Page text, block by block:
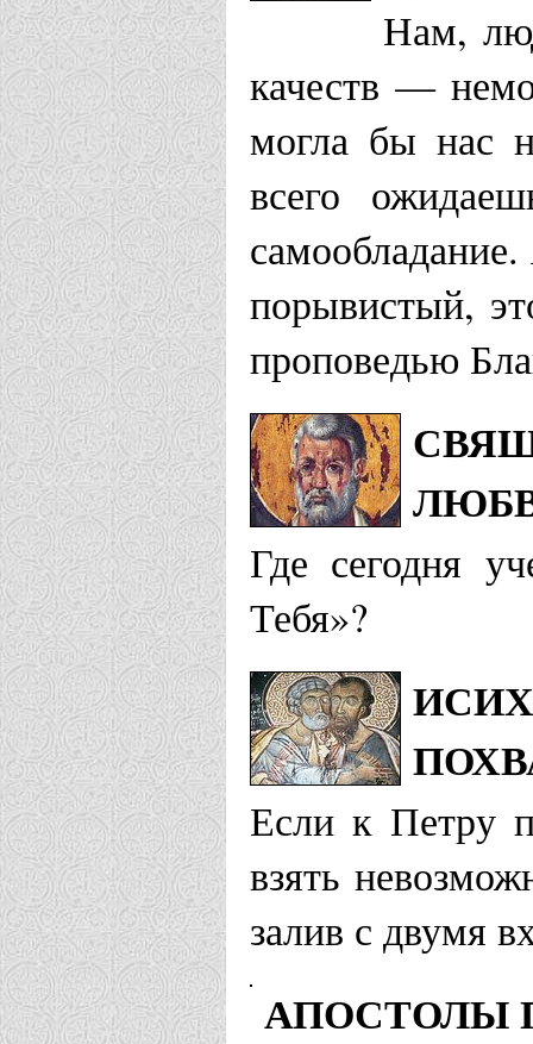
Нам,
качеств —
могла бы нас
всего
порывистый,
проповедью
Где сегодня
Тебя»?
Если к Петру
взять
залив с двумя
АПОСТОЛЫ